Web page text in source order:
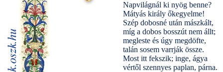
Napvilágnál ki nyög benne?
Mátyás király őkegyelme!
Szép dobosné után mászkált,
míg a dobos bosszút nem állt;
megleste és úgy megdöfte,
talán sosem varrják össze.
Most itt fekszik; inge, ágya
vértől szennyes paplan, párna.